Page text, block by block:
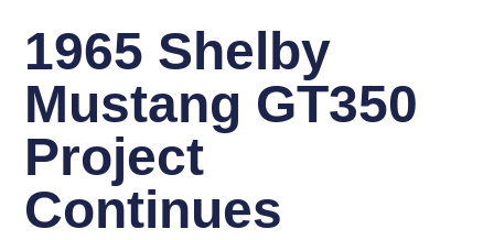
1965 Shelby
Mustang GT350
Project
Continues